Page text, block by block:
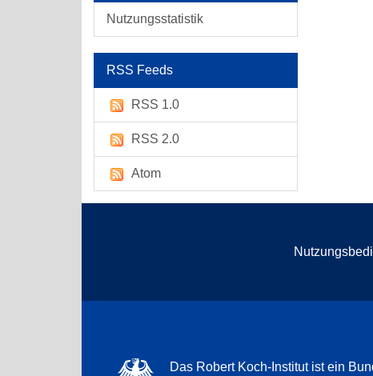
Nutzungsstatistik
RSS Feeds
RSS 1.0
RSS 2.0
Atom
Das Robert Koch-Institut ist ein